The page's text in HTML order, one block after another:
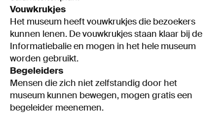
Vouwkrukjes
Het museum heeft vouwkrukjes die bezoekers
kunnen lenen. De vouwkrukjes staan klaar bij de
Informatiebalie en mogen in het hele museum
worden gebruikt.
Begeleiders
Mensen die zich niet zelfstandig door het
museum kunnen bewegen, mogen gratis een
begeleider meenemen.